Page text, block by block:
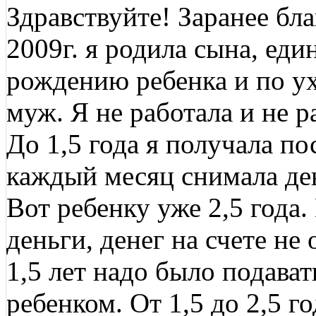
Здравствуйте! Заранее
2009г. я родила сына,
рождению ребенка и по
муж. Я не работала и не
До 1,5 года я получала
каждый месяц снимала
Вот ребенку уже 2,5
деньги, денег на счете не
1,5 лет надо было
ребенком. От 1,5 до 2,5